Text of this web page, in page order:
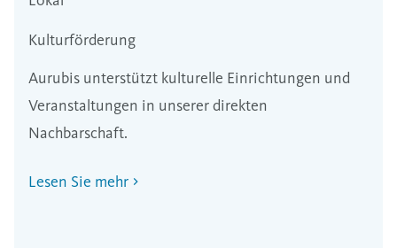
Kulturförderung
Aurubis unterstützt kulturelle Einrichtungen und
Veranstaltungen in unserer direkten
Nachbarschaft.
Lesen Sie mehr